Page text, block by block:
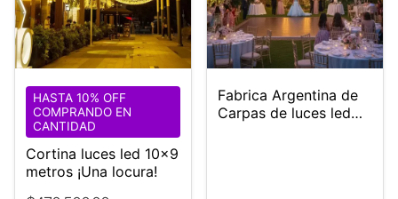
Cortina luces led 10x9
metros ¡Una locura!
HASTA 10% OFF
COMPRANDO EN
CANTIDAD
Fabrica Argentina de
Carpas de luces led